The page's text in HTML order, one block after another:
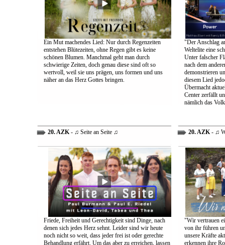
Ein Mut machendes Lied: Nur durch Regenzeiten
entstehen Blütezeiten, ohne Regen gibt es keine
schönen Blumen. Manchmal geht man durch
schwierige Zeiten, doch genau diese sind oft so
wertvoll, weil sie uns prägen, uns formen und uns
näher an das Herz Gottes bringen.
"Der Anschlag
Weltelite eine
Unter falscher
nach dem
demonstrieren
diesem Lied
Übermacht
Center zerfällt
nämlich das
20. AZK- ♫ Seite an Seite ♫
Friede, Freiheit und Gerechtigkeit sind Dinge, nach
denen sich jedes Herz sehnt. Leider sind wir heute
noch nicht so weit, dass jeder frei ist oder gerechte
Behandlung erfährt. Um das aber zu erreichen, lassen
20. AZK- ♫
"Wir vertrauen
von ihr führen
unsere Kräfte
erkennen ihre